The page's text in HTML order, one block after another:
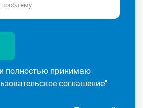
полностью принимаю
соглашение"